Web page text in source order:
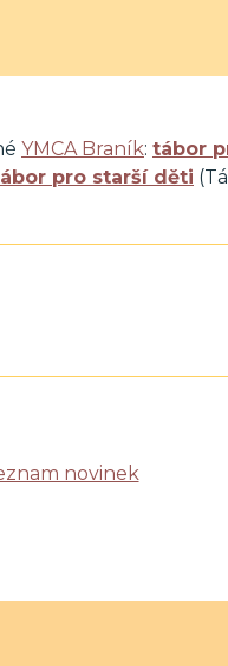
YMCA Braník: tábor
pro starší děti
novinek